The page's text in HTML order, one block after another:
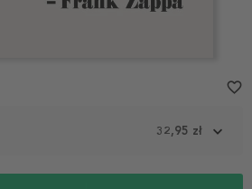
32,95 zł
favorite_border